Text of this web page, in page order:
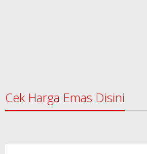
Cek Harga Emas Disini